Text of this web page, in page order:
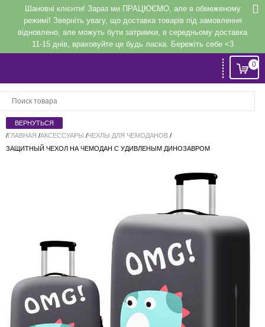
Шановні клієнти! Зараз ми ПРАЦЮЄМО, але в обмеженому
режимі! Зверніть увагу, що доставка товарів під замовлення
відновлено, але можуть бути затримки, в середньому доставка
11-15 днів, враховуйте це будь ласка. Бережіть себе <3
0
/ГЛАВНАЯ /АКСЕССУАРЫ /ЧЕХЛЫ ДЛЯ ЧЕМОДАНОВ /
ЗАЩИТНЫЙ ЧЕХОЛ НА ЧЕМОДАН С УДИВЛЕНЫМ ДИНОЗАВРОМ
ВходилиРегистрация
Напомнить